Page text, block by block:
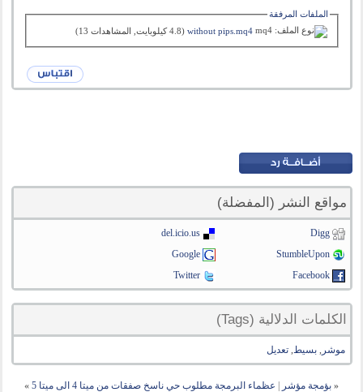
الملفات المرفقة
without pips.mq4‏(4.8 كيلوبايت, المشاهدات 13)
مواقع النشر (المفضلة)
Digg
del.icio.us
StumbleUpon
Google
Facebook
Twitter
الكلمات الدلالية (Tags)
موشر ,بسيط,تعديل
« بؤمجة مؤشر عظماء البرمجة مطلوب حي ناسخ صفقات من ميتا 4 الى ميتا 5 »